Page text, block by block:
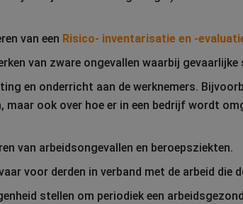
van een Risico- inventarisatie en -
van zware ongevallen waarbij
en onderricht aan de werknemers.
maar ook over hoe er in een bedrijf wordt
van arbeidsongevallen en beroepsziekten.
voor derden in verband met de arbeid die
stellen om periodiek een